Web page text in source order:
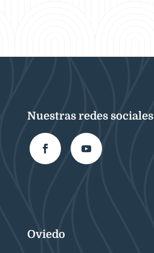
Nuestras redes sociales
Oviedo